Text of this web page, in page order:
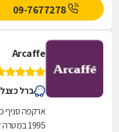
09-7677278
Arcaffe
ברל כצנלסון 14, מקס
1995